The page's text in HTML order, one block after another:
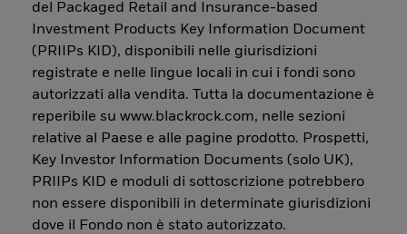
del Packaged Retail and Insurance-based
Investment Products Key Information Document
(PRIIPs KID), disponibili nelle giurisdizioni
registrate e nelle lingue locali in cui i fondi sono
autorizzati alla vendita. Tutta la documentazione è
reperibile su www.blackrock.com, nelle sezioni
relative al Paese e alle pagine prodotto. Prospetti,
Key Investor Information Documents (solo UK),
PRIIPs KID e moduli di sottoscrizione potrebbero
non essere disponibili in determinate giurisdizioni
dove il Fondo non è stato autorizzato.